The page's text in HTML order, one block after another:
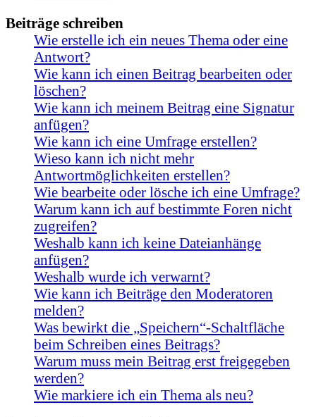
Beiträge schreiben
Wie erstelle ich ein neues Thema oder eine
Antwort?
Wie kann ich einen Beitrag bearbeiten oder
löschen?
Wie kann ich meinem Beitrag eine Signatur
anfügen?
Wie kann ich eine Umfrage erstellen?
Wieso kann ich nicht mehr
Antwortmöglichkeiten erstellen?
Wie bearbeite oder lösche ich eine Umfrage?
Warum kann ich auf bestimmte Foren nicht
zugreifen?
Weshalb kann ich keine Dateianhänge
anfügen?
Weshalb wurde ich verwarnt?
Wie kann ich Beiträge den Moderatoren
melden?
Was bewirkt die „Speichern“-Schaltfläche
beim Schreiben eines Beitrags?
Warum muss mein Beitrag erst freigegeben
werden?
Wie markiere ich ein Thema als neu?